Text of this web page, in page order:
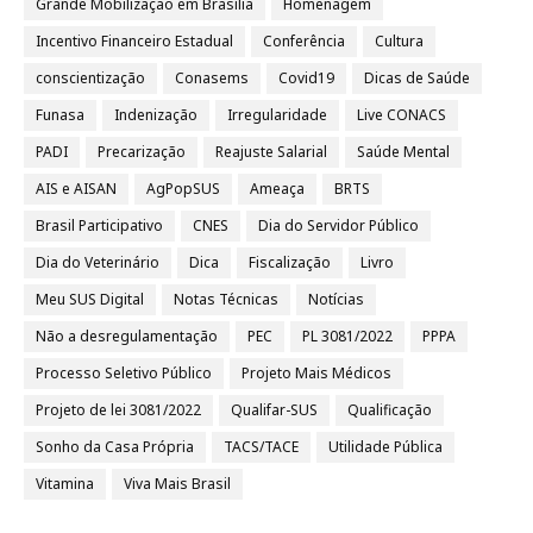
Grande Mobilização em Brasília
Homenagem
Incentivo Financeiro Estadual
Conferência
Cultura
conscientização
Conasems Covid19
Dicas de Saúde
Funasa
Indenização Irregularidade
Live CONACS
PADI
Precarização Reajuste Salarial
Saúde Mental
AIS e AISAN
AgPopSUS Ameaça
BRTS
Brasil Participativo
CNES
Dia do Servidor Público
Dia do Veterinário
Dica Fiscalização
Livro
Meu SUS Digital
Notas Técnicas
Notícias
Não a desregulamentação
PEC PL 3081/2022
PPPA
Processo Seletivo Público
Projeto Mais Médicos
Projeto de lei 3081/2022
Qualifar-SUS
Qualificação
Sonho da Casa Própria
TACS/TACE
Utilidade Pública
Vitamina
Viva Mais Brasil